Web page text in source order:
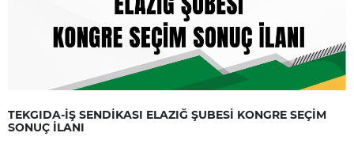
TEKGIDA-İŞ SENDİKASI ELAZIĞ ŞUBESİ KONGRE SEÇİM
SONUÇ İLANI